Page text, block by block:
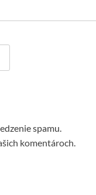
spamu.
komentároch.